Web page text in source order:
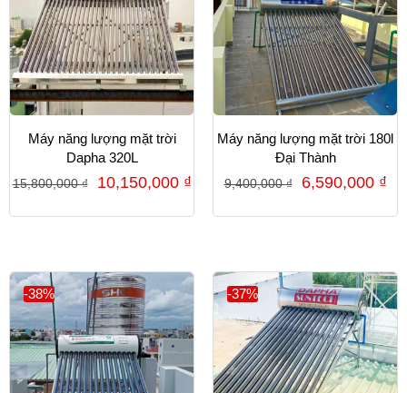
Máy năng lượng mặt trời
Dapha 320L
15,800,000₫ 10,150,000 ₫
Máy năng lượng mặt trời 180l
Đại Thành
9,400,000₫ 6,590,000 ₫
-38% -37%